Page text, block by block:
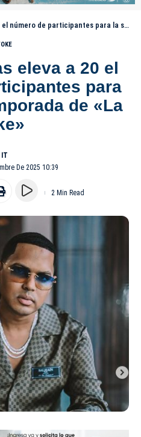
para la segunda temporada de «La Casa de Alofoke»
eleva a 20 el
para
de «La
De 2025 10:39
2 Min Read